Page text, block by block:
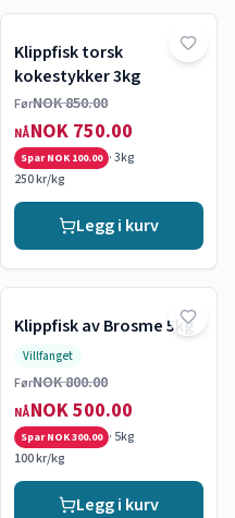
Tilbud
Klippfisk torsk
kokestykker 3kg
FørNOK 850.00
NÅNOK 750.00
SparNOK 100.00 ·3kg
250 kr/kg
Legg i kurv
Tilbud
Klippfisk av Brosme 5kg
Villfanget
FørNOK 800.00
NÅNOK 500.00
SparNOK 300.00 · 5kg
100 kr/kg
Legg i kurv